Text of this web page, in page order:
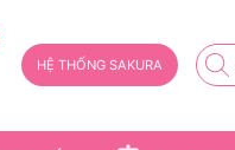
HỆ THỐNG SAKURA